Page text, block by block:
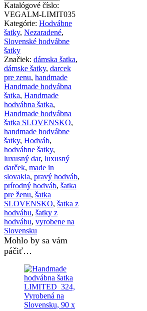
Katalógové číslo:
VEGALM-LIMIT035
Kategórie: Hodvábne
šatky, Nezaradené,
Slovenské hodvábne
šatky
Značiek: dámska šatka,
dámske šatky, darcek
pre zenu, handmade
Handmade hodvábna
šatka, Handmade
hodvábna šatka,
Handmade hodvábna
šatka SLOVENSKO,
handmade hodvábne
šatky, Hodváb,
hodvábne šatky,
luxusný dar, luxusný
darček, made in
slovakia, pravý hodváb,
prírodný hodváb, šatka
pre ženu, šatka
SLOVENSKO, šatka z
hodvábu, šatky z
hodvábu, vyrobene na
Slovensku
Mohlo by sa vám
páčiť…